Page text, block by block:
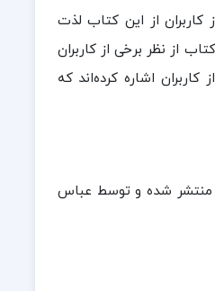
کاربران از این کتاب لذت
از نظر برخی از کاربران
اشاره کرده‌اند که
منتشر شده و توسط عباس